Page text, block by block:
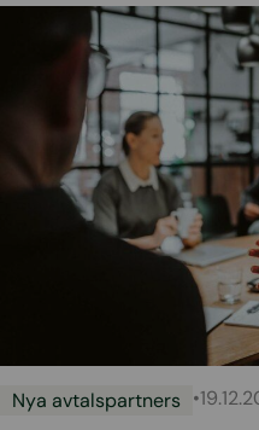
Nya avtalspartners •